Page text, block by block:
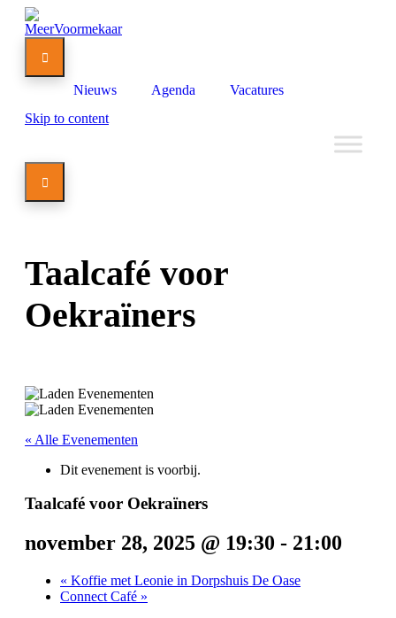

Nieuws Agenda
Vacatures
Skip to content

Taalcafé voor
Oekraïners
« Alle Evenementen
Dit evenement is voorbij.
Taalcafé voor Oekraïners
november 28, 2025 @ 19:30 - 21:00
« Koffie met Leonie in Dorpshuis De Oase
Connect Café »